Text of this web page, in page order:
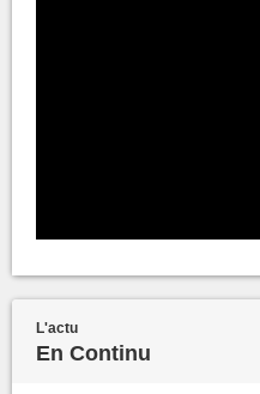
L'actu
En Continu